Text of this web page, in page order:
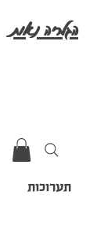
הגלריה נאות
תערוכות